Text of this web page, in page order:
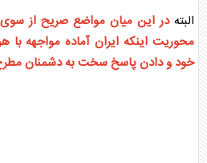
البتهدر این میان مواضع صریح از
محوریت اینکه ایران آماده مواجهه با
خود و دادن پاسخ سخت به دشمنان